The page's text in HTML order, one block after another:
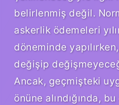
belirlenmiş değil.
askerlik ödemeleri
döneminde
değişip
Ancak, geçmişteki
önüne alındığında,